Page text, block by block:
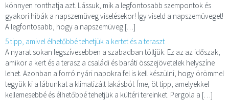
könnyen ronthatja azt. Lássuk, mik a legfontosabb szempontok és
gyakori hibák a napszemüveg viselésekor! Így viseld a napszemüveget!
A legfontosabb, hogy a napszemüveg […]
5 tipp, amivel élhetőbbé tehetjük a kertet és a teraszt
A nyarat sokan legszívesebben a szabadban töltjük. Ez az az időszak,
amikor a kert és a terasz a családi és baráti összejövetelek helyszíne
lehet. Azonban a forró nyári napokra fel is kell készülni, hogy örömmel
tegyük ki a lábunkat a klimatizált lakásból. Íme, öt tipp, amelyekkel
kellemesebbé és élhetőbbé tehetjük a kültéri tereinket. Pergola a […]